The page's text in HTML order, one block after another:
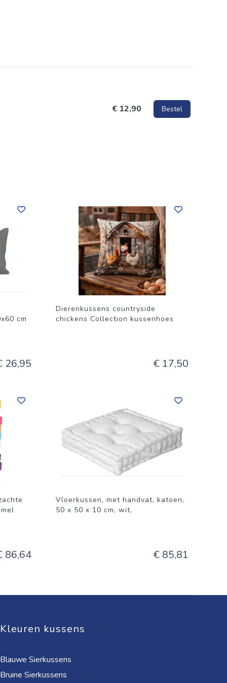
€ 12,90 Bestel
cm
26,95
Dierenkussens countryside
chickens Collection kussenhoes
€ 17,50
86,64
Vloerkussen, met handvat, katoen,
50 x 50 x 10 cm, wit,
€ 85,81
Kleuren kussens
Blauwe Sierkussens
Bruine Sierkussens